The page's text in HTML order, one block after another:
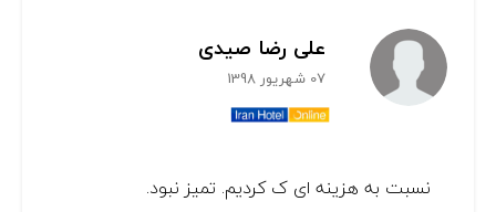
علی رضا صیدی
07 شهریور 1398
نسبت به هزینه ای ک کردیم. تمیز نبود.